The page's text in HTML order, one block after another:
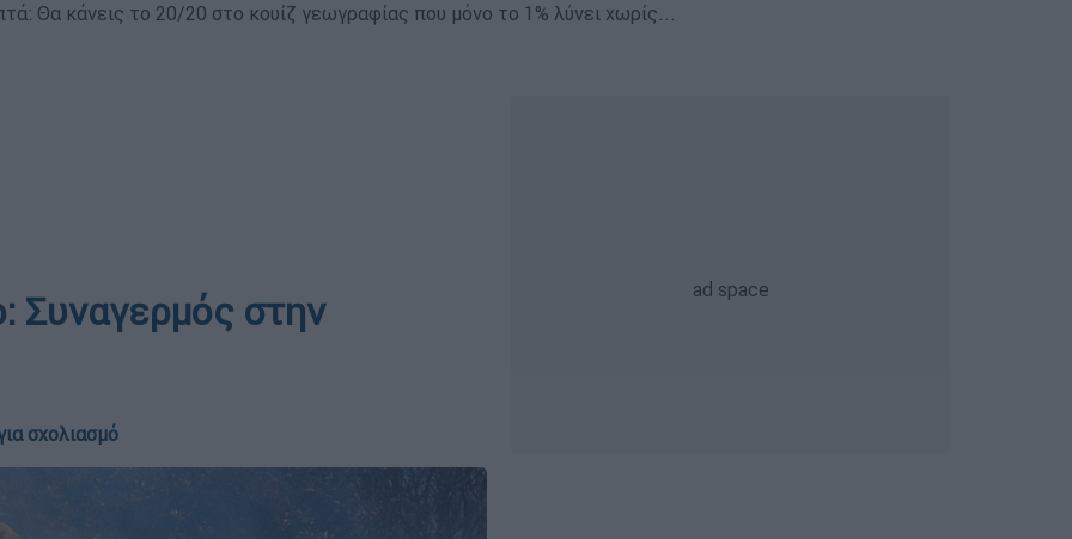
Θα κάνεις το 20/20 στο κουίζ γεωγραφίας που μόνο το 1% λύνει χωρίς...
στην
σχολιασμό